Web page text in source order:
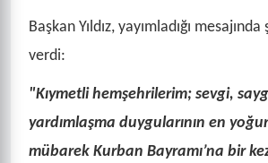
Başkan Yıldız, yayımladığı
verdi:
"Kıymetli hemşehrilerim; sevgi,
yardımlaşma duygularının en
mübarek Kurban Bayramı’na bir